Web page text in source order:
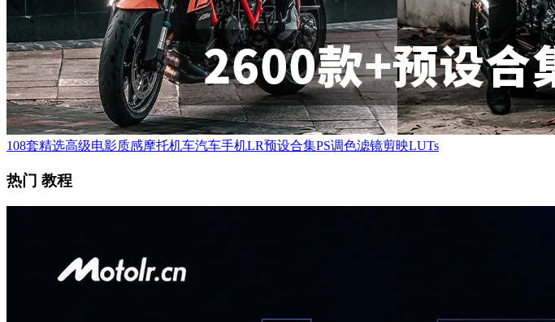
108套精选高级电影质感摩托机车汽车手机LR预设合集PS调色滤镜剪映LUTs
热门 教程